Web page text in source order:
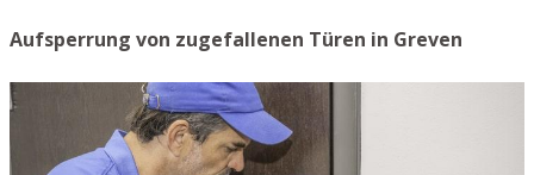
Aufsperrung von zugefallenen Türen in Greven